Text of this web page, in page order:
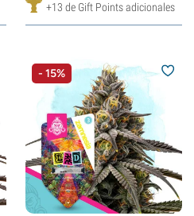
+13 de Gift Points adicionales
- 15%